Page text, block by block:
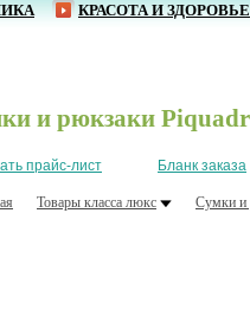
КРАСОТА И ЗДОРОВЬЕ
и рюкзаки
прайс-лист Бланк заказа
Товары класса люкс Сумки и